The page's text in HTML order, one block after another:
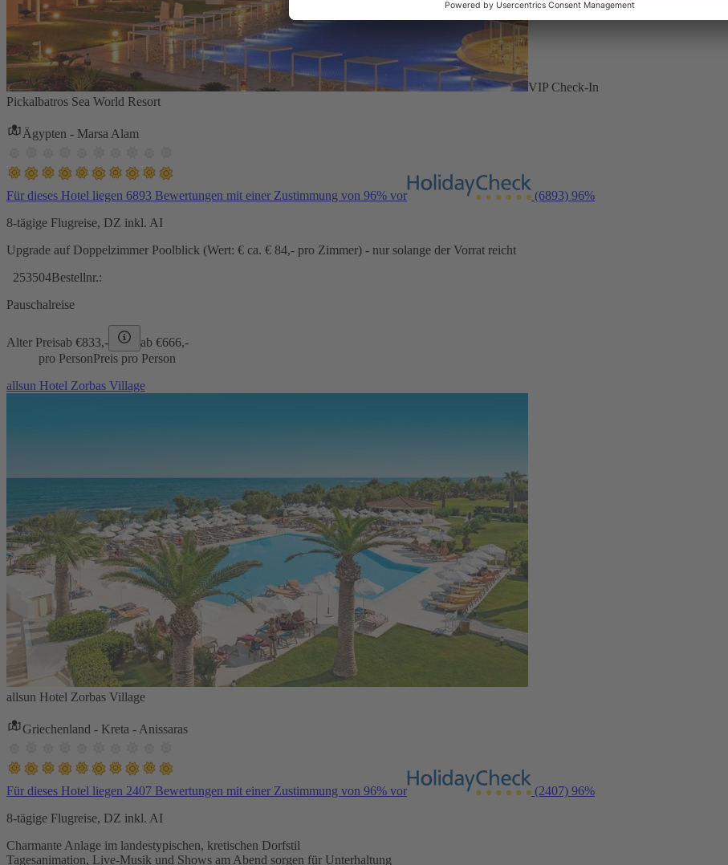
VIP Check-In
Pickalbatros Sea World Resort
Ägypten - Marsa Alam
Für dieses Hotel liegen 6893 Bewertungen mit einer Zustimmung von 96% vor (6893) 96%
8-tägige Flugreise, DZ inkl. AI
Upgrade auf Doppelzimmer Poolblick (Wert: € ca. € 84,- pro Zimmer) - nur solange der Vorrat reicht
253504Bestellnr.:
Pauschalreise
Alter Preisab €833,- ab €666,-
pro PersonPreis pro Person
allsun Hotel Zorbas Village
allsun Hotel Zorbas Village
Griechenland - Kreta - Anissaras
Für dieses Hotel liegen 2407 Bewertungen mit einer Zustimmung von 96% vor (2407) 96%
8-tägige Flugreise, DZ inkl. AI
Charmante Anlage im landestypischen, kretischen Dorfstil
Tagesanimation, Live-Musik und Shows am Abend sorgen für Unterhaltung